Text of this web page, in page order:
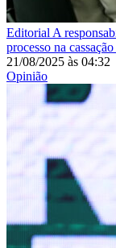
Editorial A
processo na
21/08/2025 às 04:32
Opinião